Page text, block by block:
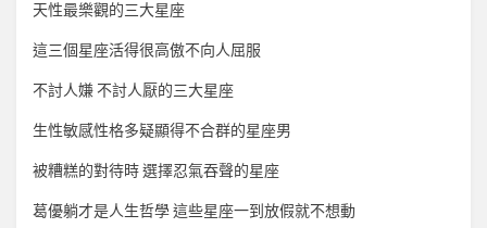
天性最樂觀的三大星座
這三個星座活得很高傲不向人屈服
不討人嫌 不討人厭的三大星座
生性敏感性格多疑顯得不合群的星座男
被糟糕的對待時 選擇忍氣吞聲的星座
葛優躺才是人生哲學 這些星座一到放假就不想動